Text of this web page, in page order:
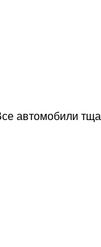
автомобили